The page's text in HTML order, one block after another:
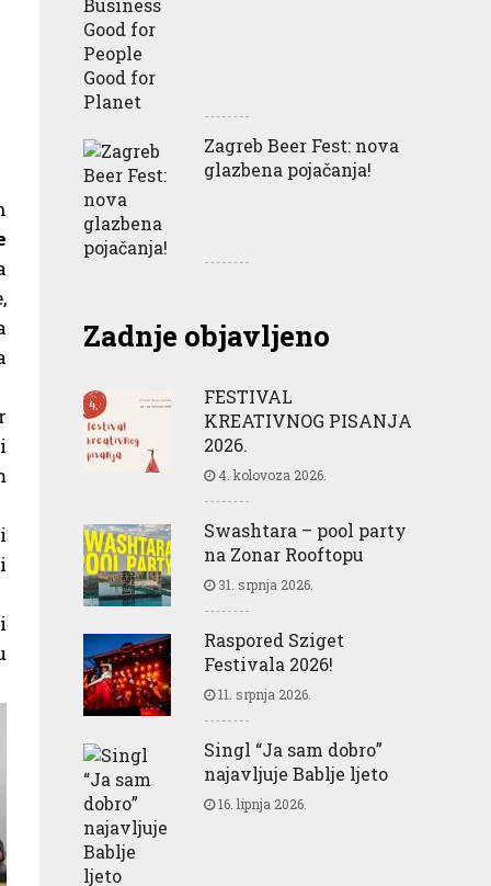
Zagreb Beer Fest: nova
glazbena pojačanja!
Zadnje objavljeno
FESTIVAL
KREATIVNOG PISANJA
2026.
4. kolovoza 2026.
Swashtara – pool party
na Zonar Rooftopu
31. srpnja 2026.
Raspored Sziget
Festivala 2026!
11. srpnja 2026.
Singl “Ja sam dobro”
najavljuje Bablje ljeto
16. lipnja 2026.